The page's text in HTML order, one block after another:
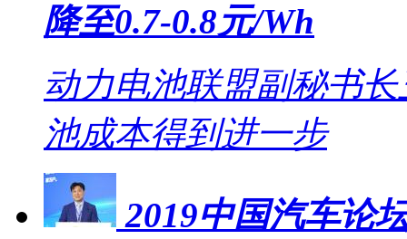
降至0.7-0.8元/Wh
动力电池联盟副秘书
池成本得到进一步
2019中国汽车论